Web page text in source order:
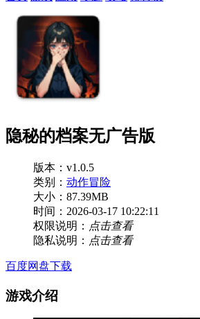
隐秘的档案无广告版
版本：v1.0.5
类别： 动作冒险
大小：87.39MB
时间：2026-03-17 10:22:11
权限说明： 点击查看
隐私说明： 点击查看
百度网盘下载
游戏介绍